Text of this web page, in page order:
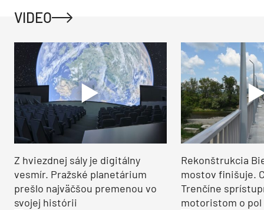
VIDEO
Z hviezdnej sály je digitálny
vesmír. Pražské planetárium
prešlo najväčšou premenou vo
svojej histórii
Rekonštrukcia
mostov finišuje.
Trenčíne
motoristom o pol